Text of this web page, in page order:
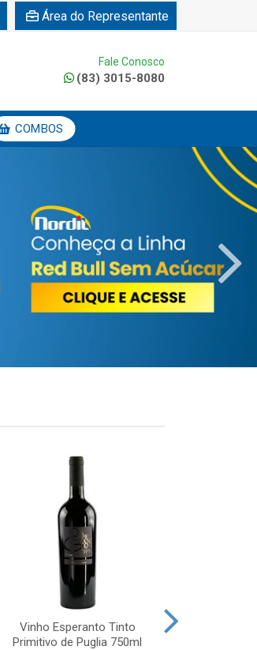
Área do Representante
Fale Conosco
(83) 3015-8080
COMBOS
Vinho Esperanto Tinto
Primitivo de Puglia 750ml